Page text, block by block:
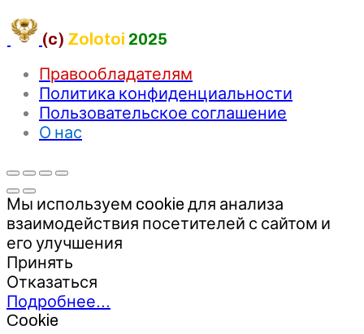
(c) Zolotoi 2025
Правообладателям
Политика конфиденциальности
Пользовательское соглашение
О нас
Мы используем cookie для анализа
взаимодействия посетителей с сайтом и
его улучшения
Принять
Отказаться
Подробнее…
Cookie